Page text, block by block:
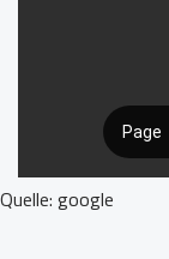
Quelle: google